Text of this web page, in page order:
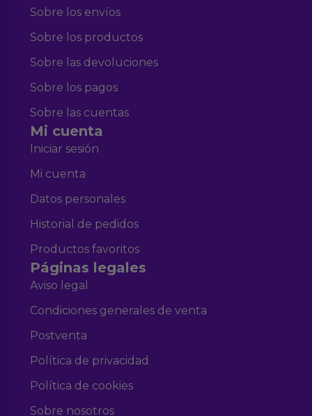
Sobre los envíos
Sobre los productos
Sobre las devoluciones
Sobre los pagos
Sobre las cuentas
Mi cuenta
Iniciar sesión
Mi cuenta
Datos personales
Historial de pedidos
Productos favoritos
Páginas legales
Aviso legal
Condiciones generales de venta
Postventa
Política de privacidad
Política de cookies
Sobre nosotros